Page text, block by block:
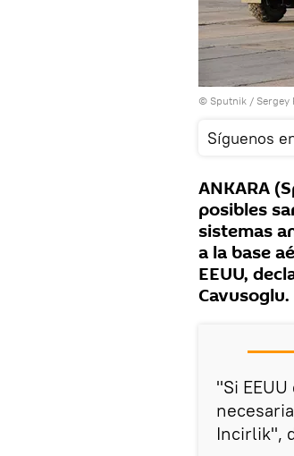
© Sputnik / Sergey
Síguenos
ANKARA
posibles
sistemas
a la base
EEUU,
Cavusoglu.
"Si
Incirlik",